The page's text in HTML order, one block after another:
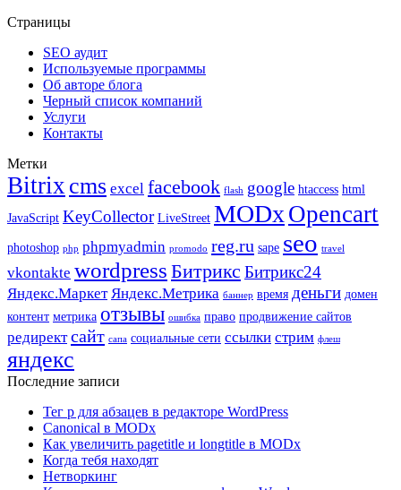
Страницы
SEO аудит
Используемые программы
Об авторе блога
Черный список компаний
Услуги
Контакты
Метки
Bitrix cms excel facebook flash google htaccess html
JavaScript KeyCollector LiveStreet MODx Opencart
photoshop php phpmyadmin promodo reg.ru sape seo travel
vkontakte wordpress Битрикс Битрикс24
Яндекс.Маркет Яндекс.Метрика баннер время деньги домен
контент метрика отзывы ошибка право продвижение сайтов
редирект сайт сапа социальные сети ссылки стрим флеш
яндекс
Последние записи
Тег p для абзацев в редакторе WordPress
Canonical в MODx
Как увеличить pagetitle и longtitle в MODx
Когда тебя находят
Нетворкинг